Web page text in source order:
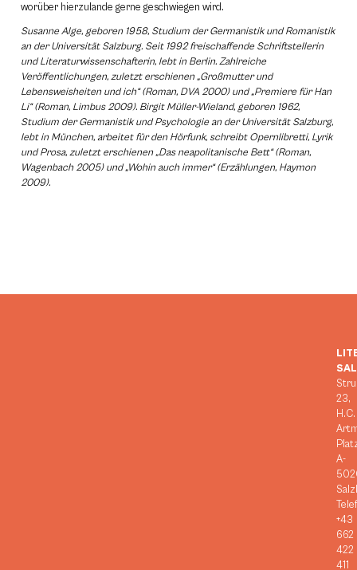
worüber hierzulande gerne geschwiegen wird.
Susanne Alge, geboren 1958, Studium der Germanistik und Romanistik
an der Universität Salzburg. Seit 1992 freischaffende Schriftstellerin
und Literaturwissenschafterin, lebt in Berlin. Zahlreiche
Veröffentlichungen, zuletzt erschienen „Großmutter und
Lebensweisheiten und ich“ (Roman, DVA 2000) und „Premiere für Han
Li“ (Roman, Limbus 2009). Birgit Müller-Wieland, geboren 1962,
Studium der Germanistik und Psychologie an der Universität Salzburg,
lebt in München, arbeitet für den Hörfunk, schreibt Opernlibretti, Lyrik
und Prosa, zuletzt erschienen „Das neapolitanische Bett“ (Roman,
Wagenbach 2005) und „Wohin auch immer“ (Erzählungen, Haymon
2009).
23,
H.C.
A-
+43
662
422
411